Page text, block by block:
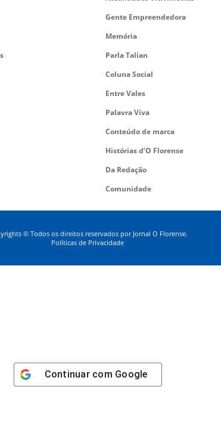
Gente Empreendedora
Memória
Parla Talian
Coluna Social
Entre Vales
Palavra Viva
Conteúdo de marca
Histórias d’O Florense
Da Redação
Comunidade
© Todos os direitos reservados por Jornal O Florense.
Políticas de Privacidade
Continuar com Google